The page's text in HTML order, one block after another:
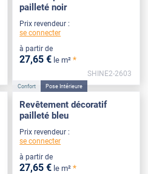
pailleté noir
Prix revendeur :
se connecter
à partir de
27,65 € le m² *
SHINE2-2603
Confort Pose Intérieure
Revêtement décoratif
pailleté bleu
Prix revendeur :
se connecter
à partir de
27,65 € le m² *